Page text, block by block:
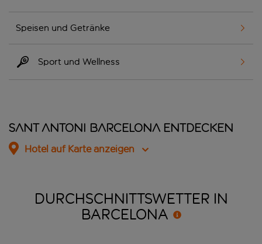
Speisen und Getränke
Sport und Wellness
Sant Antoni Barcelona entdecken
Hotel auf Karte anzeigen
DURCHSCHNITTSWETTER IN
BARCELONA